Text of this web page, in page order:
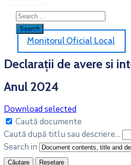
Monitorul Oficial Local
Declarații de avere si
Anul 2024
Download selected
Caută documente
Caută după titlu sau descriere…
Search in
Căutare Resetare